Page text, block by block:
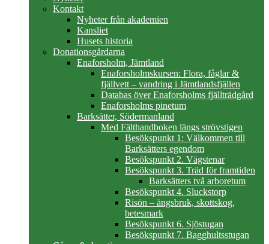
Kontakt
Nyheter från akademien
Kansliet
Husets historia
Donationsgårdarna
Enaforsholm, Jämtland
Enaforsholmskursen: Flora, fåglar &
fjällvett – vandring i Jämtlandsfjällen
Databas över Enaforsholms fjällträdgård
Enaforsholms pinetum
Barksätter, Södermanland
Med Fälthandboken längs strövstigen
Besökspunkt 1: Välkommen till
Barksätters egendom
Besökspunkt 2. Vägstenar
Besökspunkt 3. Träd för framtiden
Barksätters två arboretum
Besökspunkt 4. Sluckstorp
Risön – ängsbruk, skottskog,
betesmark
Besökspunkt 6. Sjöstugan
Besökspunkt 7. Bagghultsstugan